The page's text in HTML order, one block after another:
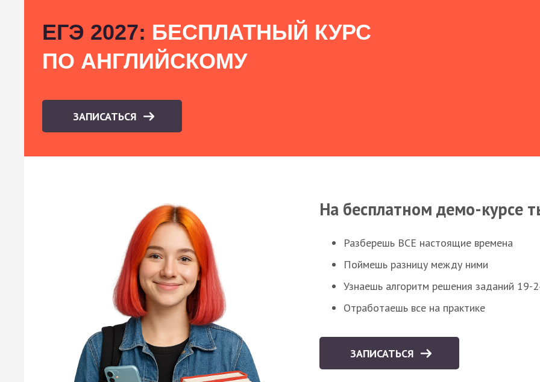
ЕГЭ 2027: БЕСПЛАТНЫЙ КУРС
ПО АНГЛИЙСКОМУ
ЗАПИСАТЬСЯ
На бесплатном демо-курсе
Разберешь ВСЕ настоящие времена
Поймешь разницу между ними
Узнаешь алгоритм решения заданий 19-
Отработаешь все на практике
ЗАПИСАТЬСЯ